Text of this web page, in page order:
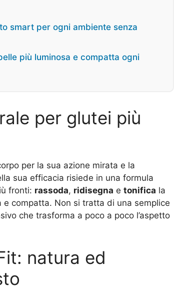
smart per ogni ambiente senza
più luminosa e compatta ogni
per glutei più
per la sua azione mirata e la
sua efficacia risiede in una formula
fronti: rassoda, ridisegna e tonifica la
compatta. Non si tratta di una semplice
che trasforma a poco a poco l’aspetto
natura ed